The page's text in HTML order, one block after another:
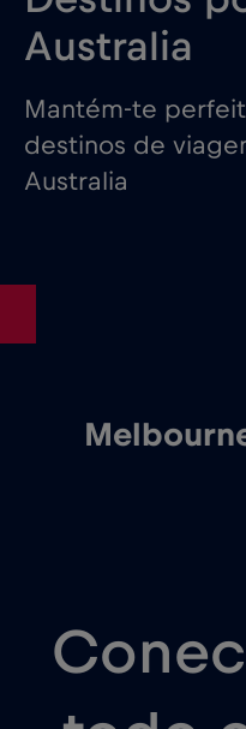
Australia
Mantém-te
destinos de
Australia